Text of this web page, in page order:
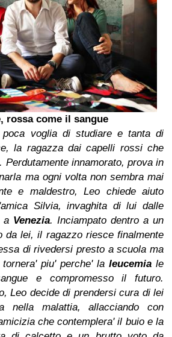
rossa come il sangue
voglia di studiare e tanta di
la ragazza dai capelli rossi che
Perdutamente innamorato, prova in
ma ogni volta non sembra mai
e maldestro, Leo chiede aiuto
Silvia, invaghita di lui dalle
a Venezia. Inciampato dentro a un
da lei, il ragazzo riesce finalmente
di rivedersi presto a scuola ma
piu' perche' la leucemia le
e compromesso il futuro.
Leo decide di prendersi cura di lei
nella malattia, allacciando con
che contemplera' il buio e la